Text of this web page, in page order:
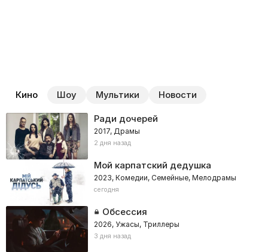
Кино Шоу Мультики Новости
Ради дочерей
2017, Драмы
2 дня назад
Мой карпатский дедушка
2023, Комедии, Семейные, Мелодрамы
сегодня
Обсессия
2026, Ужасы, Триллеры
3 дня назад